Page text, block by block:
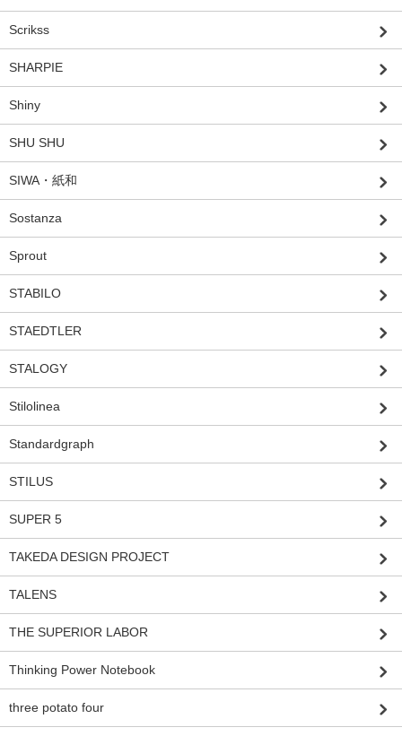
Scrikss
SHARPIE
Shiny
SHU SHU
SIWA・紙和
Sostanza
Sprout
STABILO
STAEDTLER
STALOGY
Stilolinea
Standardgraph
STILUS
SUPER 5
TAKEDA DESIGN PROJECT
TALENS
THE SUPERIOR LABOR
Thinking Power Notebook
three potato four